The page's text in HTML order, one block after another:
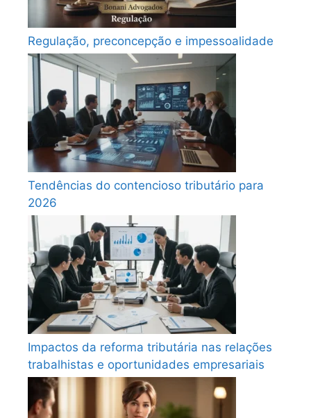
Regulação, preconcepção e impessoalidade
Tendências do contencioso tributário para
2026
Impactos da reforma tributária nas relações
trabalhistas e oportunidades empresariais